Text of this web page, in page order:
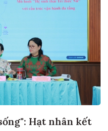
Hạt nhân kết